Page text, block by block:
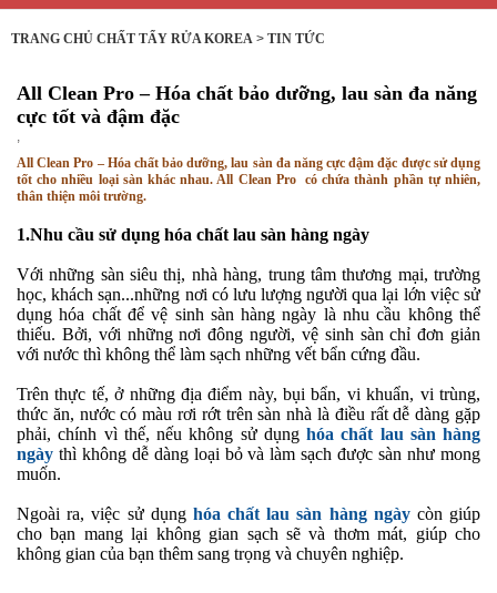
TRANG CHỦ CHẤT TẨY RỬA KOREA > TIN TỨC
All Clean Pro – Hóa chất bảo dưỡng, lau sàn đa năng
cực tốt và đậm đặc
,
All Clean Pro – Hóa chất bảo dưỡng, lau sàn đa năng cực đậm đặc được sử dụng
tốt cho nhiều loại sàn khác nhau. All Clean Pro có chứa thành phần tự nhiên,
thân thiện môi trường.
1.Nhu cầu sử dụng hóa chất lau sàn hàng ngày
Với những sàn siêu thị, nhà hàng, trung tâm thương mại, trường
học, khách sạn...những nơi có lưu lượng người qua lại lớn việc sử
dụng hóa chất để vệ sinh sàn hàng ngày là nhu cầu không thể
thiếu. Bởi, với những nơi đông người, vệ sinh sàn chỉ đơn giản
với nước thì không thể làm sạch những vết bẩn cứng đầu.
Trên thực tế, ở những địa điểm này, bụi bẩn, vi khuẩn, vi trùng,
thức ăn, nước có màu rơi rớt trên sàn nhà là điều rất dễ dàng gặp
phải, chính vì thế, nếu không sử dụng hóa chất lau sàn hàng
ngày thì không dễ dàng loại bỏ và làm sạch được sàn như mong
muốn.
Ngoài ra, việc sử dụng hóa chất lau sàn hàng ngàycòn giúp
cho bạn mang lại không gian sạch sẽ và thơm mát, giúp cho
không gian của bạn thêm sang trọng và chuyên nghiệp.